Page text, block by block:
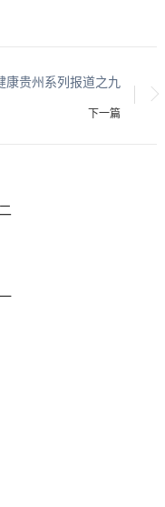
康贵州系列报道之九
下一篇